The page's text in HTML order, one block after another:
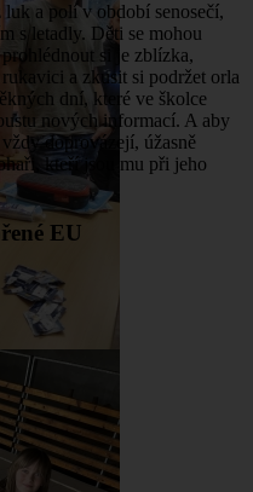
a polí v období senosečí,
s letadly. Děti se mohou
si je zblízka,
a zkusit si podržet orla
dní, které ve školce
nových informací. A aby
doprovázejí, úžasně
kteří jsou mu při jeho
EU